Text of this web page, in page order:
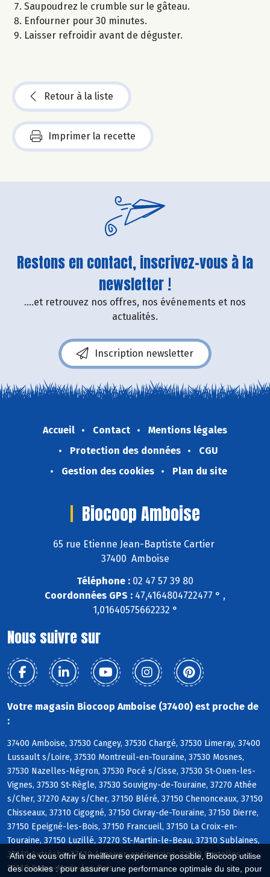
Afin de vous offrir la meilleure expérience possible, Biocoop utilise
des cookies : pour assurer une performance optimale du site, pour
Saupoudrez le crumble sur le gâteau.
Enfourner pour 30 minutes.
Laisser refroidir avant de déguster.
Retour à la liste
Imprimer la recette
Restons en contact, inscrivez-vous à la
newsletter !
....et retrouvez nos offres, nos événements et nos
actualités.
Inscription newsletter
Accueil Contact
Mentions légales
Protection des données
CGU
Gestion des cookies
Plan du site
Biocoop Amboise
65 rue Etienne Jean-Baptiste Cartier
37400 Amboise
Téléphone : 02 47 57 39 80
Coordonnées GPS : 47,4164804722477 ° ,
1,01640575662232 °
Nous suivre sur
Votre magasin Biocoop Amboise (37400) est proche de
:
37400 Amboise, 37530 Cangey, 37530 Chargé, 37530 Limeray, 37400
Lussault s/Loire, 37530 Montreuil-en-Touraine, 37530 Mosnes,
37530 Nazelles-Négron, 37530 Pocé s/Cisse, 37530 St-Ouen-les-
Vignes, 37530 St-Règle, 37530 Souvigny-de-Touraine, 37270 Athée
s/Cher, 37270 Azay s/Cher, 37150 Bléré, 37150 Chenonceaux, 37150
Chisseaux, 37310 Cigogné, 37150 Civray-de-Touraine, 37150 Dierre,
37150 Epeigné-les-Bois, 37150 Francueil, 37150 La Croix-en-
Touraine, 37150 Luzillé, 37270 St-Martin-le-Beau, 37310 Sublaines,
37110 Autrèche, 37110 Auzouer-en-Touraine, 37380 Crotelles,
37110 Dame-Marie-les-Bois